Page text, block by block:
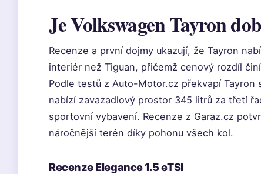
Je Volkswagen Tayron
Recenze a první dojmy ukazují, že Tayron
interiér než Tiguan, přičemž cenový rozdíl
Podle testů z Auto-Motor.cz překvapí
nabízí zavazadlový prostor 345 litrů za třetí
sportovní vybavení. Recenze z Garaz.cz
náročnější terén díky pohonu všech kol.
Recenze Elegance 1.5 eTSI